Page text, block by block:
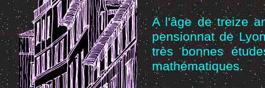
A l'âge de treize
pensionnat de
très bonnes
mathématiques.